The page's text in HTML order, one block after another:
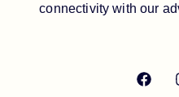
connectivity with our